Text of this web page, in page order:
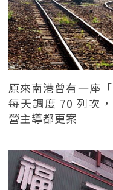
原來南港曾有一座
每天調度 70 列次
營主導都更案